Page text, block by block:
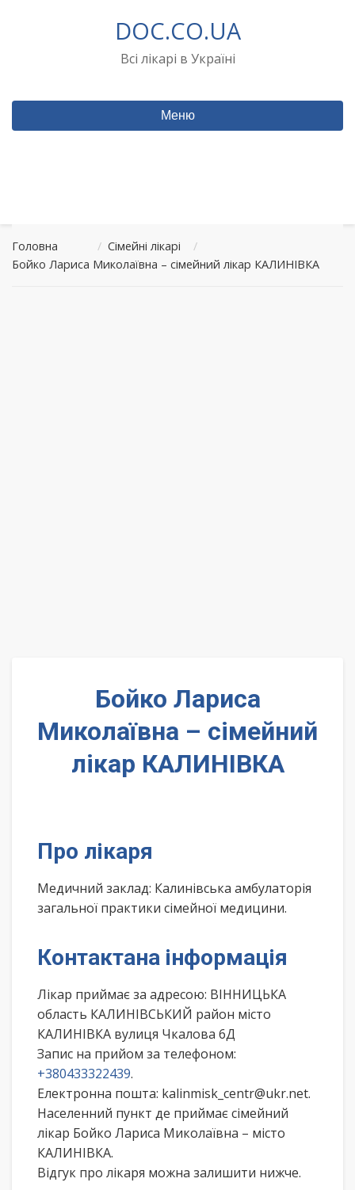
DOC.CO.UA
Всі лікарі в Україні
Меню
Головна / Сімейні лікарі
/
Бойко Лариса Миколаївна – сімейний лікар КАЛИНІВКА
Бойко Лариса
Миколаївна – сімейний
лікар КАЛИНІВКА
Про лікаря
Медичний заклад: Калинівська амбулаторія
загальної практики сімейної медицини.
Контактана інформація
Лікар приймає за адресою: ВІННИЦЬКА
область КАЛИНІВСЬКИЙ район місто
КАЛИНІВКА вулиця Чкалова 6Д
Запис на прийом за телефоном:
+380433322439.
Електронна пошта: kalinmisk_centr@ukr.net.
Населенний пункт де приймає сімейний
лікар Бойко Лариса Миколаївна – місто
КАЛИНІВКА.
Відгук про лікаря можна залишити нижче.